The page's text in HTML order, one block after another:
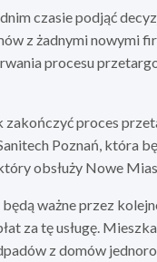
czasie podjąć
z żadnymi nowymi
procesu
zakończyć proces
Poznań, która
obsłuży Nowe
ważne przez
za tę usługę.
z domów